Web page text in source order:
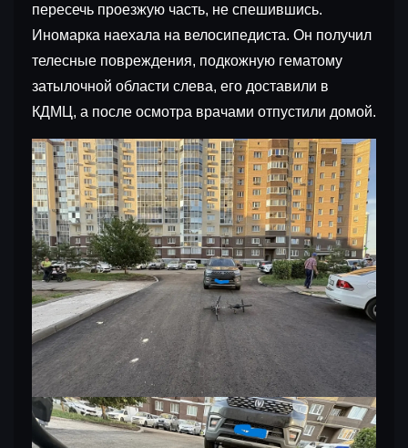
пересечь проезжую часть, не спешившись.
Иномарка наехала на велосипедиста. Он получил
телесные повреждения, подкожную гематому
затылочной области слева, его доставили в
КДМЦ, а после осмотра врачами отпустили домой.